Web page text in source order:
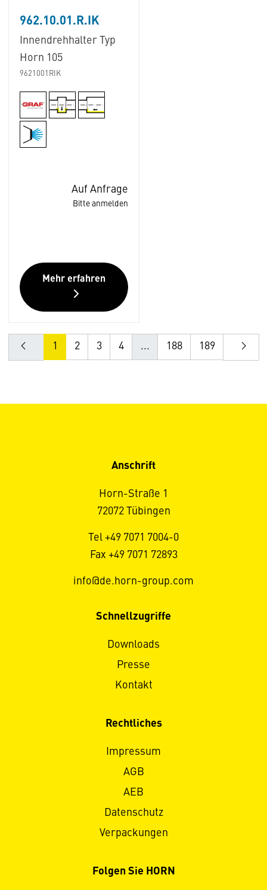
962.10.01.R.IK
Innendrehhalter Typ
Horn 105
9621001RIK
Auf Anfrage
Bitte anmelden
Mehr erfahren
1 2 3 4 ... 188 189
Anschrift
Horn-Straße 1
72072 Tübingen
Tel +49 7071 7004-0
Fax +49 7071 72893
info@de.horn-group.com
Schnellzugriffe
Downloads
Presse
Kontakt
Rechtliches
Impressum
AGB
AEB
Datenschutz
Verpackungen
Folgen Sie HORN